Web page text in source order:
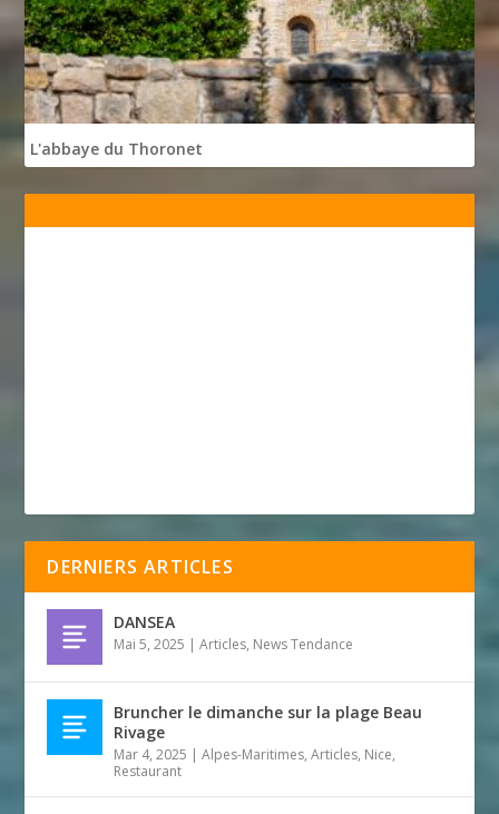
L'abbaye du Thoronet
DERNIERS ARTICLES
DANSEA
Mai 5, 2025 |Articles, News Tendance
Bruncher le dimanche sur la plage Beau
Rivage
Mar 4, 2025 |Alpes-Maritimes,Articles, Nice,
Restaurant